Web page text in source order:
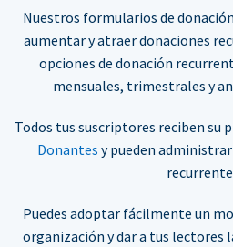
Nuestros formularios de
aumentar y atraer donaciones
opciones de donación
mensuales, trimestrales y
Todos tus suscriptores reciben su
Donantes y pueden
Puedes adoptar fácilmente un
organización y dar a tus lectores